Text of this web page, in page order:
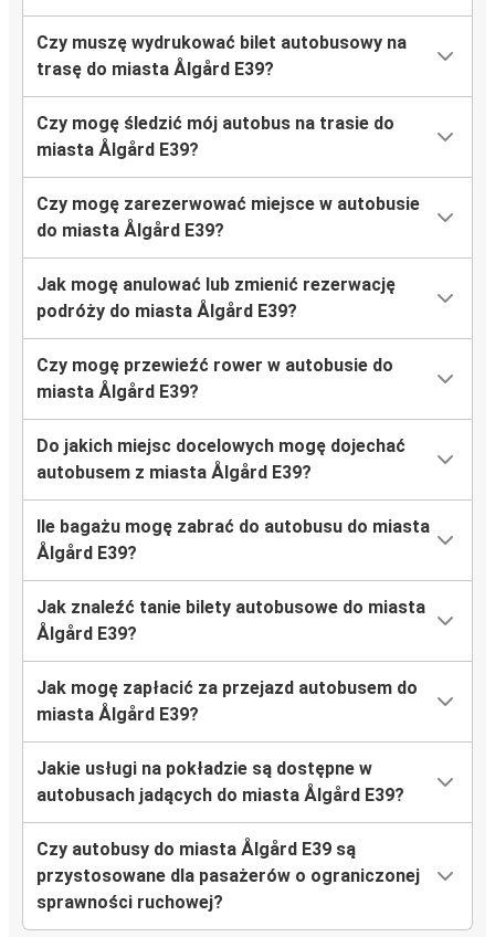
Czy muszę wydrukować bilet autobusowy na
trasę do miasta Ålgård E39?
Czy mogę śledzić mój autobus na trasie do
miasta Ålgård E39?
Czy mogę zarezerwować miejsce w autobusie
do miasta Ålgård E39?
Jak mogę anulować lub zmienić rezerwację
podróży do miasta Ålgård E39?
Czy mogę przewieźć rower w autobusie do
miasta Ålgård E39?
Do jakich miejsc docelowych mogę dojechać
autobusem z miasta Ålgård E39?
Ile bagażu mogę zabrać do autobusu do miasta
Ålgård E39?
Jak znaleźć tanie bilety autobusowe do miasta
Ålgård E39?
Jak mogę zapłacić za przejazd autobusem do
miasta Ålgård E39?
Jakie usługi na pokładzie są dostępne w
autobusach jadących do miasta Ålgård E39?
Czy autobusy do miasta Ålgård E39 są
przystosowane dla pasażerów o ograniczonej
sprawności ruchowej?